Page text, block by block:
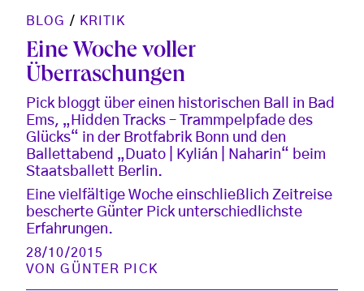
BLOG / KRITIK
Eine Woche voller
Überraschungen
Pick bloggt über einen historischen Ball in Bad
Ems, „Hidden Tracks – Trammpelpfade des
Glücks“ in der Brotfabrik Bonn und den
Ballettabend „Duato | Kylián | Naharin“ beim
Staatsballett Berlin.
Eine vielfältige Woche einschließlich Zeitreise
bescherte Günter Pick unterschiedlichste
Erfahrungen.
28/10/2015
VONGÜNTER PICK